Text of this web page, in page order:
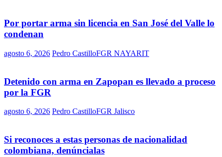
Por portar arma sin licencia en San José del Valle lo
condenan
agosto 6, 2026 Pedro CastilloFGR NAYARIT
Detenido con arma en Zapopan es llevado a proceso
por la FGR
agosto 6, 2026 Pedro CastilloFGR Jalisco
Si reconoces a estas personas de nacionalidad
colombiana, denúncialas